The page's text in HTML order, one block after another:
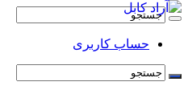
حساب کاربری